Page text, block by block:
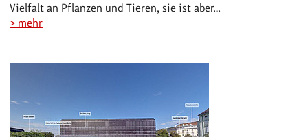
Vielfalt an Pflanzen und Tieren, sie ist aber…
> mehr